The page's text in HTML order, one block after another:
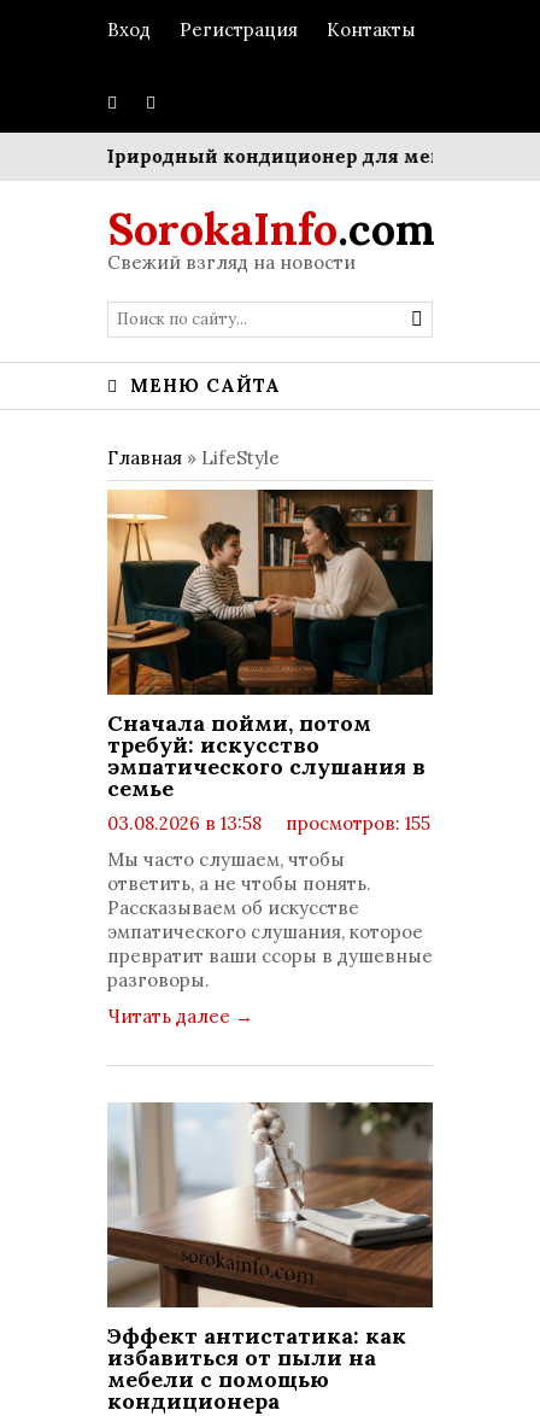
Вход Регистрация Контакты
Природный кондиционер для мегаполиса:
SorokaInfo.com
Свежий взгляд на новости
МЕНЮ САЙТА
Главная » LifeStyle
Сначала пойми, потом
требуй: искусство
эмпатического слушания в
семье
03.08.2026 в 13:58
просмотров: 155
Мы часто слушаем, чтобы
ответить, а не чтобы понять.
Рассказываем об искусстве
эмпатического слушания, которое
превратит ваши ссоры в душевные
разговоры.
Читать далее →
Эффект антистатика: как
избавиться от пыли на
мебели с помощью
кондиционера